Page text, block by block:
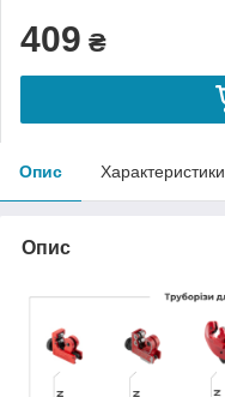
409 ₴
Опис Характеристики
Опис